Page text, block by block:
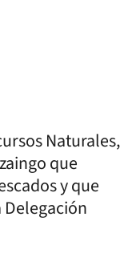
Naturales,
que
y que